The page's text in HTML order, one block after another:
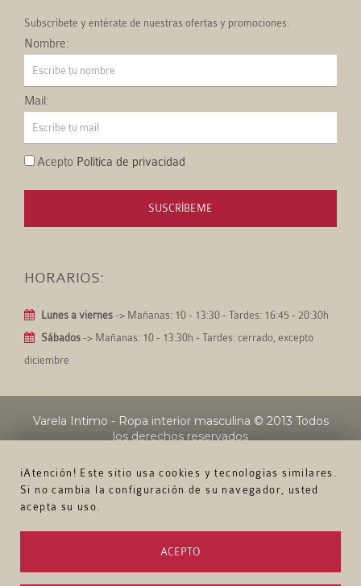
¡Atención! Este sitio usa cookies y tecnologías similares.
Si no cambia la configuración de su navegador, usted
acepta su uso.
ACEPTO
Subscríbete y entérate de nuestras ofertas y promociones.
Nombre:
Mail:
Acepto Política de privacidad
SUSCRÍBEME
HORARIOS:
Lunes a viernes -> Mañanas: 10 - 13:30 - Tardes: 16:45 - 20:30h
Sábados -> Mañanas: 10 - 13:30h - Tardes: cerrado, excepto
diciembre
Varela Intimo - Ropa interior masculina © 2013 Todos
los derechos reservados